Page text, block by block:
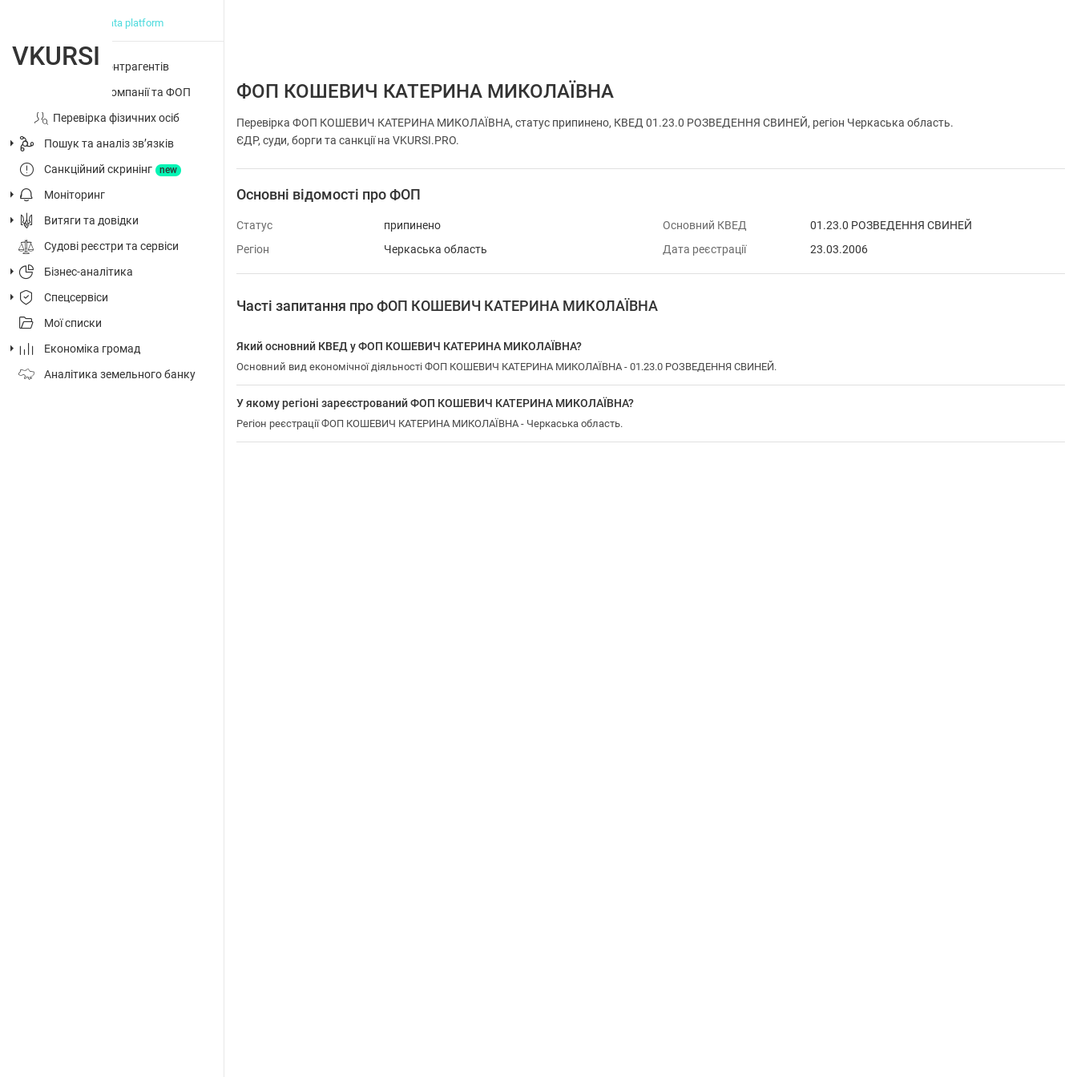
big data platform
Перевірка контрагентів
Досьє на компанії та ФОП
Перевірка фізичних осіб
Пошук та аналіз звʼязків
Санкційний скринінг
new
Моніторинг
Витяги та довідки
Судові реєстри та сервіси
Бізнес-аналітика
Спецсервіси
Мої списки
Економіка громад
Аналітика земельного банку
ФОП КОШЕВИЧ КАТЕРИНА МИКОЛАЇВНА
Перевірка ФОП КОШЕВИЧ КАТЕРИНА МИКОЛАЇВНА, статус припинено, КВЕД 01.23.0 РОЗВЕДЕННЯ СВИНЕЙ, регіон Черкаська область.
ЄДР, суди, борги та санкції на VKURSI.PRO.
Основні відомості про ФОП
Статус припинено Основний КВЕД
01.23.0 РОЗВЕДЕННЯ СВИНЕЙ
Регіон
Черкаська область Дата реєстрації 23.03.2006
Часті запитання про ФОП КОШЕВИЧ КАТЕРИНА МИКОЛАЇВНА
Який основний КВЕД у ФОП КОШЕВИЧ КАТЕРИНА МИКОЛАЇВНА?
Основний вид економічної діяльності ФОП КОШЕВИЧ КАТЕРИНА МИКОЛАЇВНА - 01.23.0 РОЗВЕДЕННЯ СВИНЕЙ.
У якому регіоні зареєстрований ФОП КОШЕВИЧ КАТЕРИНА МИКОЛАЇВНА?
Регіон реєстрації ФОП КОШЕВИЧ КАТЕРИНА МИКОЛАЇВНА - Черкаська область.
VKURSI